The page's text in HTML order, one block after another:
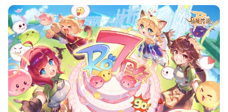
超多福利、海量猫币等你来拿哟
🎬开播时间：
1月19日15:00准时开播
🎬观看渠道：
微信视频号
美女主持奶糖将携手策划团队为大家带来新版本内容爆料
听说还有重磅消息要宣布哦
更有海量福利等待着各位冒险者们
准时前来观看七周年庆典直播
一起庆祝这个时刻吧！